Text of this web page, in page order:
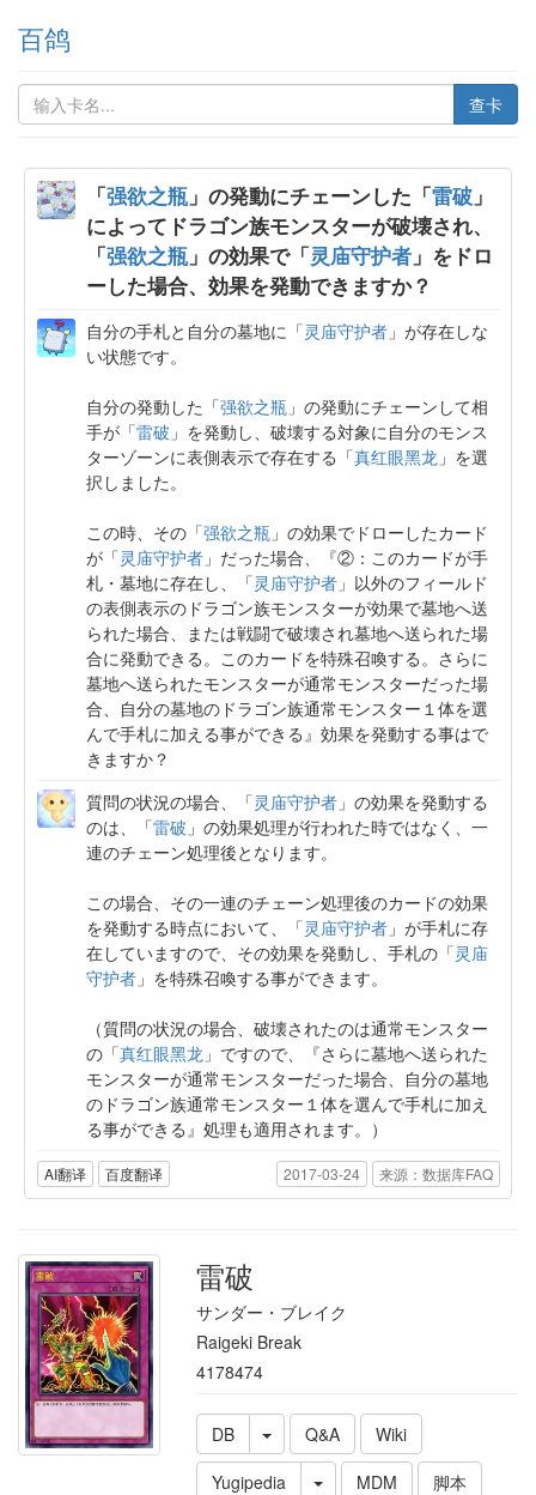
百鸽
查卡
「强欲之瓶 」の発動にチェーンした「雷破 」
によってドラゴン族モンスターが破壊され、
「强欲之瓶 」の効果で「灵庙守护者 」をドロ
ーした場合、効果を発動できますか？
自分の手札と自分の墓地に「灵庙守护者 」が存在しな
い状態です。
自分の発動した「强欲之瓶 」の発動にチェーンして相
手が「雷破 」を発動し、破壊する対象に自分のモンス
ターゾーンに表側表示で存在する「真红眼黑龙 」を選
択しました。
この時、その「强欲之瓶 」の効果でドローしたカード
が「灵庙守护者 」だった場合、『②：このカードが手
札・墓地に存在し、「灵庙守护者 」以外のフィールド
の表側表示のドラゴン族モンスターが効果で墓地へ送
られた場合、または戦闘で破壊され墓地へ送られた場
合に発動できる。このカードを特殊召喚する。さらに
墓地へ送られたモンスターが通常モンスターだった場
合、自分の墓地のドラゴン族通常モンスター１体を選
んで手札に加える事ができる』効果を発動する事はで
きますか？
質問の状況の場合、「灵庙守护者 」の効果を発動する
のは、「雷破 」の効果処理が行われた時ではなく、一
連のチェーン処理後となります。
この場合、その一連のチェーン処理後のカードの効果
を発動する時点において、「灵庙守护者 」が手札に存
在していますので、その効果を発動し、手札の「灵庙
守护者 」を特殊召喚する事ができます。
（質問の状況の場合、破壊されたのは通常モンスター
の「真红眼黑龙 」ですので、『さらに墓地へ送られた
モンスターが通常モンスターだった場合、自分の墓地
のドラゴン族通常モンスター１体を選んで手札に加え
る事ができる』処理も適用されます。）
AI翻译 百度翻译 2017-03-24 来源：数据库FAQ
雷破
サンダー・ブレイク
Raigeki Break
4178474
DB Q&A
Wiki
Yugipedia
MDM
脚本